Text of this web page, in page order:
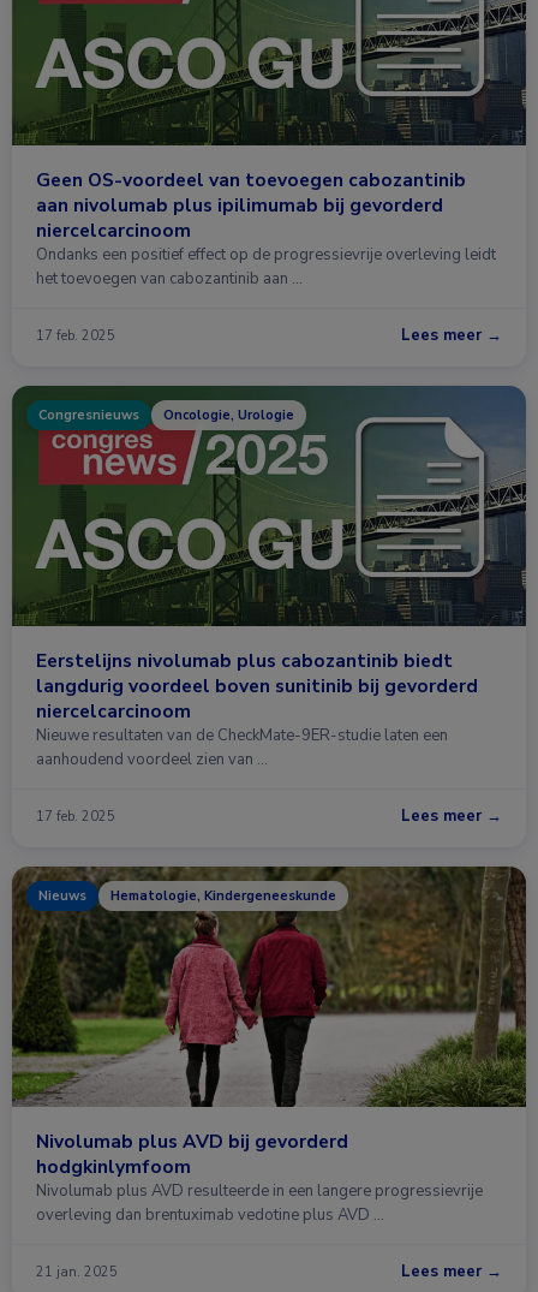
Geen OS-voordeel van toevoegen cabozantinib
aan nivolumab plus ipilimumab bij gevorderd
niercelcarcinoom
Ondanks een positief effect op de progressievrije overleving leidt
het toevoegen van cabozantinib aan …
17 feb. 2025 Lees meer →
Congresnieuws Oncologie, Urologie
Eerstelijns nivolumab plus cabozantinib biedt
langdurig voordeel boven sunitinib bij gevorderd
niercelcarcinoom
Nieuwe resultaten van de CheckMate-9ER-studie laten een
aanhoudend voordeel zien van …
17 feb. 2025 Lees meer →
Nieuws Hematologie, Kindergeneeskunde
Nivolumab plus AVD bij gevorderd
hodgkinlymfoom
Nivolumab plus AVD resulteerde in een langere progressievrije
overleving dan brentuximab vedotine plus AVD …
21 jan. 2025 Lees meer →